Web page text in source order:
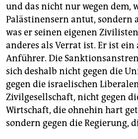
und das nicht nur wegen dem,
Palästinensern antut, sondern
was er seinen eigenen
anderes als Verrat ist. Er ist
Anführer. Die
sich deshalb nicht gegen die
gegen die israelischen
Zivilgesellschaft, nicht gegen
Wirtschaft, die ohnehin hart
sondern gegen die Regierung,